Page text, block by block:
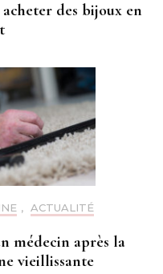
des bijoux en
, ACTUALITÉ
médecin après la
vieillissante